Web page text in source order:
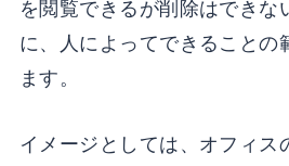
を閲覧できるが削除はできな
に、人によってできることの
ます。
イメージとしては、オフィス